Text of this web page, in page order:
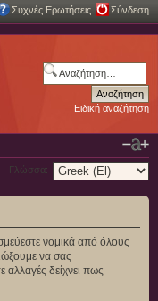
Συχνές Ερωτήσεις Σύνδεση
Ειδική αναζήτηση
Γλώσσα:
νομικά από όλους
να σας
δείχνει πως